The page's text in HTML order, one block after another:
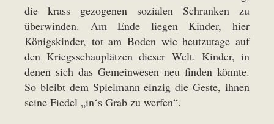
die krass gezogenen sozialen Schranken zu
überwinden. Am Ende liegen Kinder, hier
Königskinder, tot am Boden wie heutzutage auf
den Kriegsschauplätzen dieser Welt. Kinder, in
denen sich das Gemeinwesen neu finden könnte.
So bleibt dem Spielmann einzig die Geste, ihnen
seine Fiedel „in‘s Grab zu werfen“.